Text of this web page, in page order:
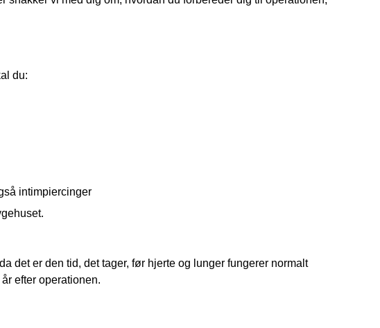
du:
intimpiercinger
det er den tid, det tager, før hjerte og lunger fungerer normalt
efter operationen.